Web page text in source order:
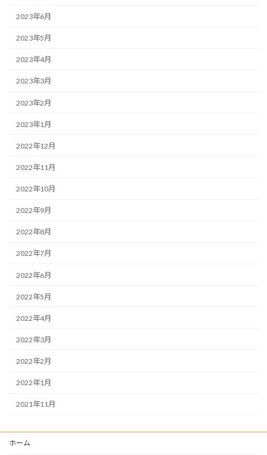
2023年6月
2023年5月
2023年4月
2023年3月
2023年2月
2023年1月
2022年12月
2022年11月
2022年10月
2022年9月
2022年8月
2022年7月
2022年6月
2022年5月
2022年4月
2022年3月
2022年2月
2022年1月
2021年11月
ホーム